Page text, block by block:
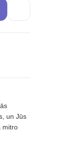
un Jūs
mitro